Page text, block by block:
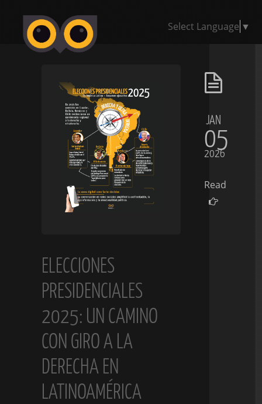
Select Language ▼
ELECCIONES
PRESIDENCIALES
2025: UN CAMINO
CON GIRO A LA
DERECHA EN
LATINOAMÉRICA
JAN
05
2026
Read